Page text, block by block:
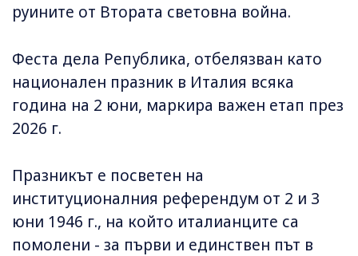
руините от Втората световна война.
Феста дела Република, отбелязван като
национален празник в Италия всяка
година на 2 юни, маркира важен етап през
2026 г.
Празникът е посветен на
институционалния референдум от 2 и 3
юни 1946 г., на който италианците са
помолени - за първи и единствен път в